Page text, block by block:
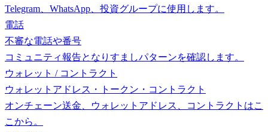
Telegram、WhatsApp、投資グループに使用します。
電話
不審な電話や番号
コミュニティ報告となりすましパターンを確認します。
ウォレット / コントラクト
ウォレットアドレス・トークン・コントラクト
オンチェーン送金、ウォレットアドレス、コントラクトはこ
こから。